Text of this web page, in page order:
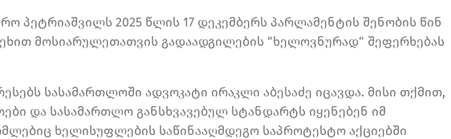
პეტრიაშვილს 2025 წლის 17 დეკემბერს პარლამენტის შენობის წინ
მოსიარულეთათვის გადაადგილების “ხელოვნურად“ შეფერხებას
სასამართლოში ადვოკატი ირაკლი აბესაძე იცავდა. მისი თქმით,
და სასამართლო განსხვავებულ სტანდარტს იყენებენ იმ
ხელისუფლების საწინააღმდეგო საპროტესტო აქციებში